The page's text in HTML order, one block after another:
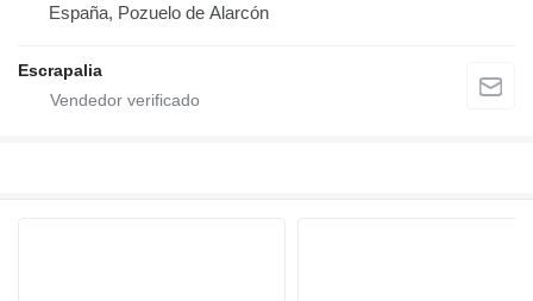
España, Pozuelo de Alarcón
Escrapalia